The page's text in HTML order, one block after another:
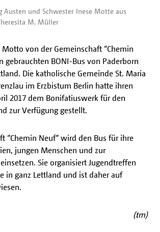
Austen und Schwester Inese Motte aus
M. Müller
Motto von der Gemeinschaft “Chemin
gebrauchten BONI-Bus von Paderborn
Die katholische Gemeinde St. Maria
im Erzbistum Berlin hatte ihren
2017 dem Bonifatiuswerk für den
zur Verfügung gestellt.
“Chemin Neuf“ wird den Bus für ihre
jungen Menschen und zur
Sie organisiert Jugendtreffen
in ganz Lettland und ist daher auf
(tm)